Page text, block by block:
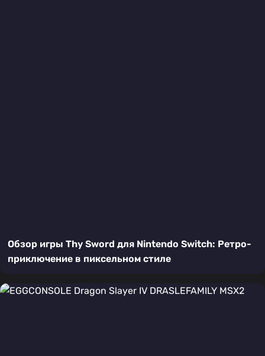
Обзор игры Thy Sword для Nintendo Switch: Ретро-
приключение в пиксельном стиле